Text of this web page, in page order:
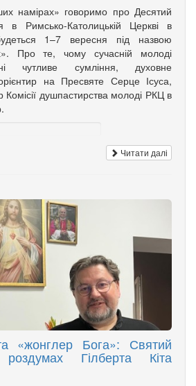
намірах» говоримо про Десятий
в Римсько-Католицькій Церкві в
1–7 вересня під назвою
Про те, чому сучасній молоді
чутливе сумління, духовне
на Пресвяте Серце Ісуса,
Комісії душпастирства молоді РКЦ в
Читати далі
«жонглер Бога»: Святий
Гілберта Кіта